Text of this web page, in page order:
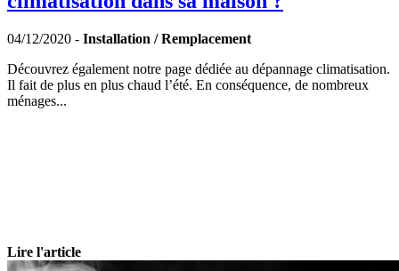
04/12/2020 - Installation / Remplacement
Découvrez également notre page dédiée au dépannage climatisation.
Il fait de plus en plus chaud l’été. En conséquence, de nombreux
ménages...
Lire l'article